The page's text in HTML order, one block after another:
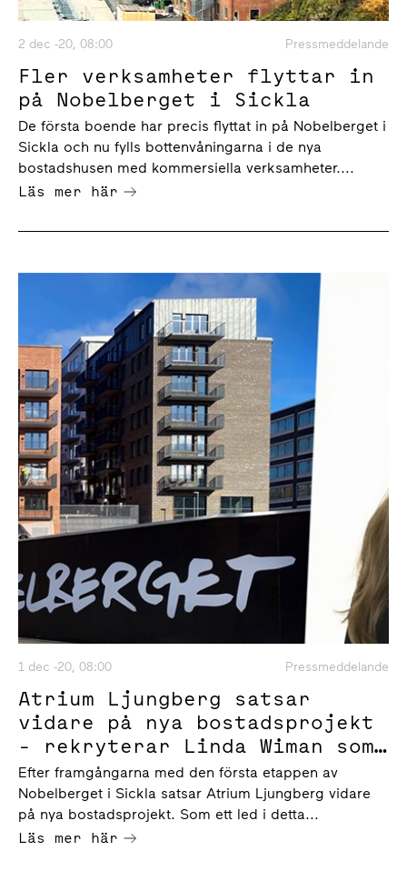
2 dec -20, 08:00 Pressmeddelande
Fler verksamheter flyttar in
på Nobelberget i Sickla
De första boende har precis flyttat in på Nobelberget i
Sickla och nu fylls bottenvåningarna i de nya
bostadshusen med kommersiella verksamheter....
Läs mer här
1 dec -20, 08:00 Pressmeddelande
Atrium Ljungberg satsar
vidare på nya bostadsprojekt
- rekryterar Linda Wiman som
bostadsutvecklingschef
Efter framgångarna med den första etappen av
Nobelberget i Sickla satsar Atrium Ljungberg vidare
på nya bostadsprojekt. Som ett led i detta...
Läs mer här